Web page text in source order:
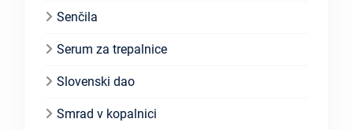
Senčila
Serum za trepalnice
Slovenski dao
Smrad v kopalnici